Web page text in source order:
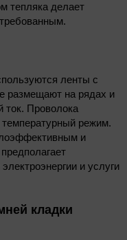
тепляка делает
ленты с
размещают на рядах и
ток. Проволока
температурный режим.
и
и услуги
кладки